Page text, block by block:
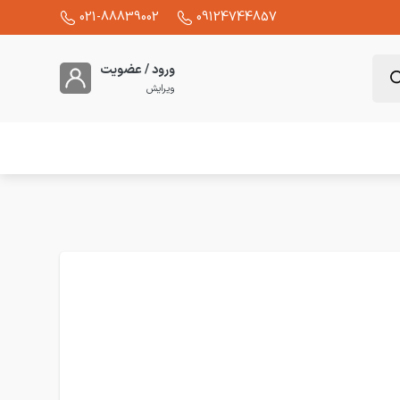
09124744857
021-88839002
ورود / عضویت
ویرایش